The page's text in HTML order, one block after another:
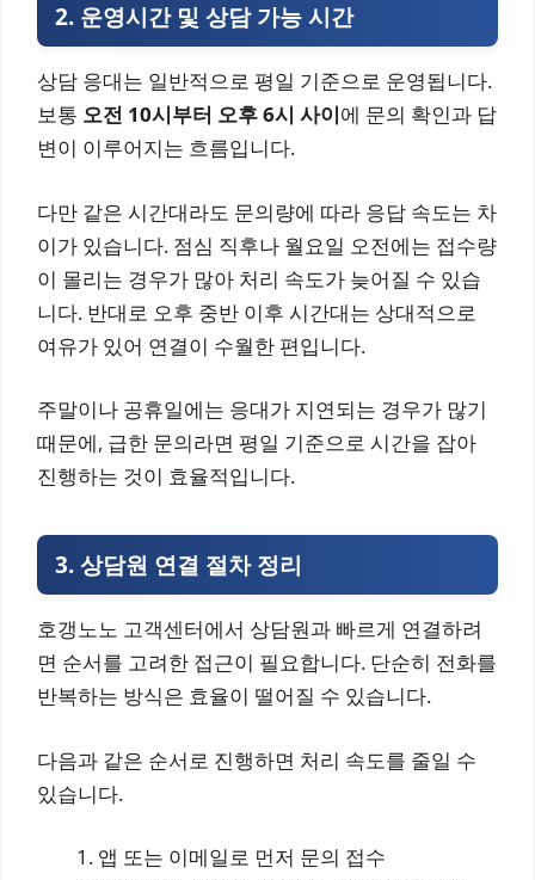
2. 운영시간 및 상담 가능 시간
상담 응대는 일반적으로 평일 기준으로 운영됩니다.
보통 오전 10시부터 오후 6시 사이에 문의 확인과 답
변이 이루어지는 흐름입니다.
다만 같은 시간대라도 문의량에 따라 응답 속도는 차
이가 있습니다. 점심 직후나 월요일 오전에는 접수량
이 몰리는 경우가 많아 처리 속도가 늦어질 수 있습
니다. 반대로 오후 중반 이후 시간대는 상대적으로
여유가 있어 연결이 수월한 편입니다.
주말이나 공휴일에는 응대가 지연되는 경우가 많기
때문에, 급한 문의라면 평일 기준으로 시간을 잡아
진행하는 것이 효율적입니다.
3. 상담원 연결 절차 정리
호갱노노 고객센터에서 상담원과 빠르게 연결하려
면 순서를 고려한 접근이 필요합니다. 단순히 전화를
반복하는 방식은 효율이 떨어질 수 있습니다.
다음과 같은 순서로 진행하면 처리 속도를 줄일 수
있습니다.
앱 또는 이메일로 먼저 문의 접수